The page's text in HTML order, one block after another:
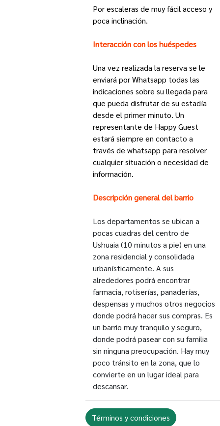
Por escaleras de muy fácil acceso y
poca inclinación.
Interacción con los huéspedes
Una vez realizada la reserva se le
enviará por Whatsapp todas las
indicaciones sobre su llegada para
que pueda disfrutar de su estadía
desde el primer minuto. Un
representante de Happy Guest
estará siempre en contacto a
través de whatsapp para resolver
cualquier situación o necesidad de
información.
Descripción general del barrio
Los departamentos se ubican a
pocas cuadras del centro de
Ushuaia (10 minutos a pie) en una
zona residencial y consolidada
urbanísticamente. A sus
alrededores podrá encontrar
farmacia, rotiserías, panaderías,
despensas y muchos otros negocios
donde podrá hacer sus compras. Es
un barrio muy tranquilo y seguro,
donde podrá pasear con su familia
sin ninguna preocupación. Hay muy
poco tránsito en la zona, que lo
convierte en un lugar ideal para
descansar.
Términos y condiciones